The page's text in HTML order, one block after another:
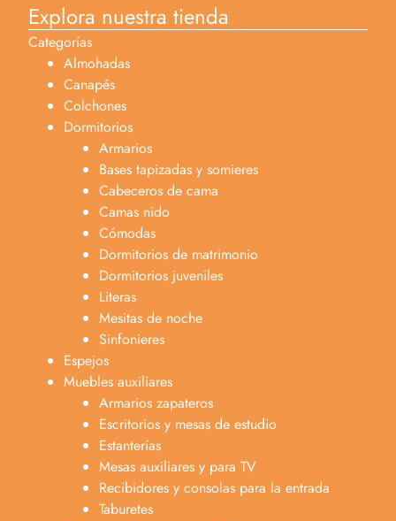
Explora nuestra tienda
Categorías
Almohadas
Canapés
Colchones
Dormitorios
Armarios
Bases tapizadas y somieres
Cabeceros de cama
Camas nido
Cómodas
Dormitorios de matrimonio
Dormitorios juveniles
Literas
Mesitas de noche
Sinfonieres
Espejos
Muebles auxiliares
Armarios zapateros
Escritorios y mesas de estudio
Estanterías
Mesas auxiliares y para TV
Recibidores y consolas para la entrada
Taburetes